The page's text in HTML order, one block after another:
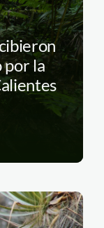
por la